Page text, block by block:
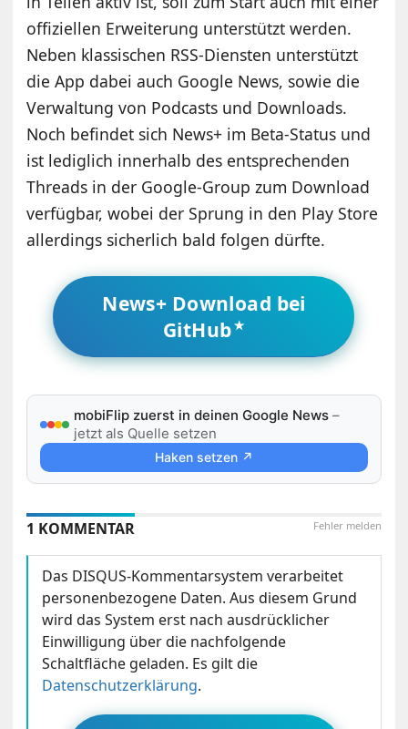
offiziellen Erweiterung unterstützt werden.
Neben klassischen RSS-Diensten unterstützt
die App dabei auch Google News, sowie die
Verwaltung von Podcasts und Downloads.
Noch befindet sich News+ im Beta-Status und
ist lediglich innerhalb des entsprechenden
Threads in der Google-Group zum Download
verfügbar, wobei der Sprung in den Play Store
allerdings sicherlich bald folgen dürfte.
News+ Download bei
GitHub
mobiFlip zuerst in deinen Google News –
jetzt als Quelle setzen
Haken setzen ↗
Fehler melden
1 KOMMENTAR
Das DISQUS-Kommentarsystem verarbeitet
personenbezogene Daten. Aus diesem Grund
wird das System erst nach ausdrücklicher
Einwilligung über die nachfolgende
Schaltfläche geladen. Es gilt die
Datenschutzerklärung.